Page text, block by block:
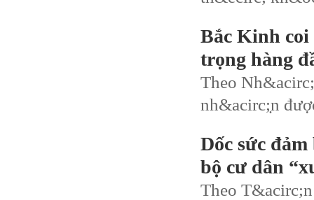
Bắc Kinh coi
trọng hàng
Theo
nh&acirc;̣n
Dốc sức
bộ cư dân
Theo